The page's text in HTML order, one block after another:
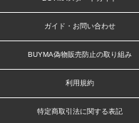
ガイド・お問い合わせ
BUYMA偽物販売防止の取り組み
利用規約
特定商取引法に関する表記